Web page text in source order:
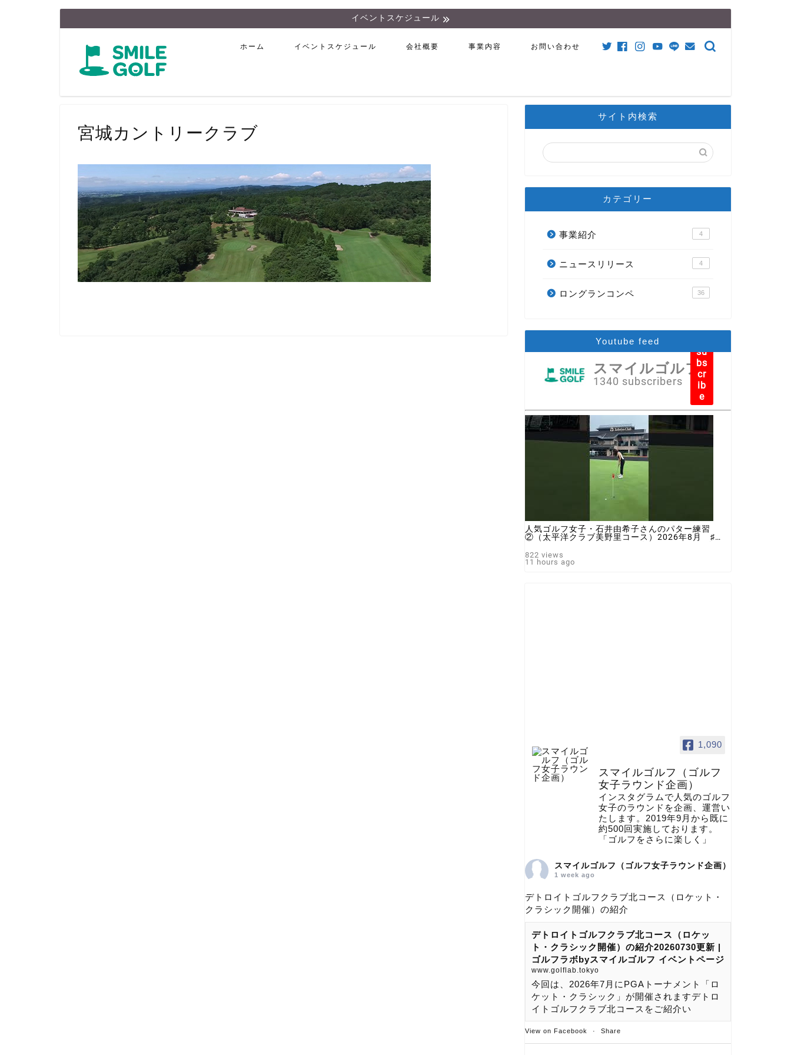
イベントスケジュール
ホーム イベントスケジュール 会社概要 事業内容 お問い合わせ
宮城カントリークラブ
サイト内検索
カテゴリー
事業紹介 4
ニュースリリース 4
ロングランコンペ 36
Youtube feed
スマイルゴルフ
1340 subscribers
su
bs
cr
ib
e
人気ゴルフ女子・石井由希子さんのパター練習
②（太平洋クラブ美野里コース）2026年8月 ♯ゴ
画 ♯スマイルゴルフ
822 views
11 hours ago
1,090
スマイルゴルフ（ゴルフ
女子ラウンド企画）
インスタグラムで人気のゴルフ
女子のラウンドを企画、運営い
たします。2019年9月から既に
約500回実施しております。
「ゴルフをさらに楽しく」
スマイルゴルフ（ゴルフ女子ラウンド企画）
1 week ago
デトロイトゴルフクラブ北コース（ロケット・
クラシック開催）の紹介
デトロイトゴルフクラブ北コース（ロケッ
ト・クラシック開催）の紹介20260730更新 |
ゴルフラボbyスマイルゴルフ イベントページ
www.golflab.tokyo
今回は、2026年7月にPGAトーナメント「ロ
ケット・クラシック」が開催されますデトロ
イトゴルフクラブ北コースをご紹介い
View on Facebook · Share